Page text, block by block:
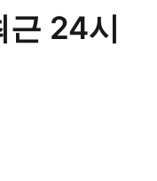
근 24시